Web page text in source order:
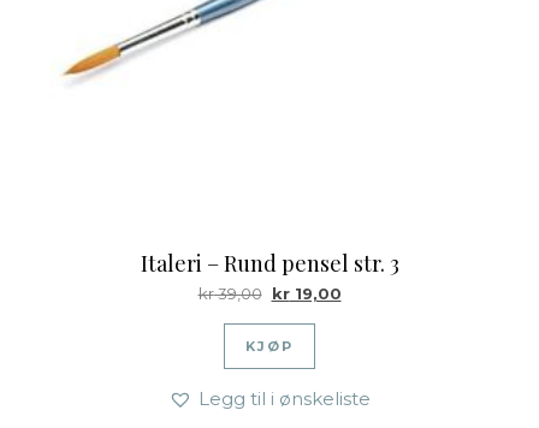
Italeri – Rund pensel str. 3
kr39,00 Opprinnelig pris var: kr 39,00.
kr19,00Nåværende pris er: kr
KJØP
Legg til i ønskeliste